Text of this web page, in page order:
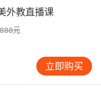
准确率提升速度是
技术重构听力训练
儿童需根据鲸鱼教
3D音效的方向性设
力。MIT媒体实验室
训练能使儿童对环境
力提升55%，这种空
外教直播课
元
立即购买